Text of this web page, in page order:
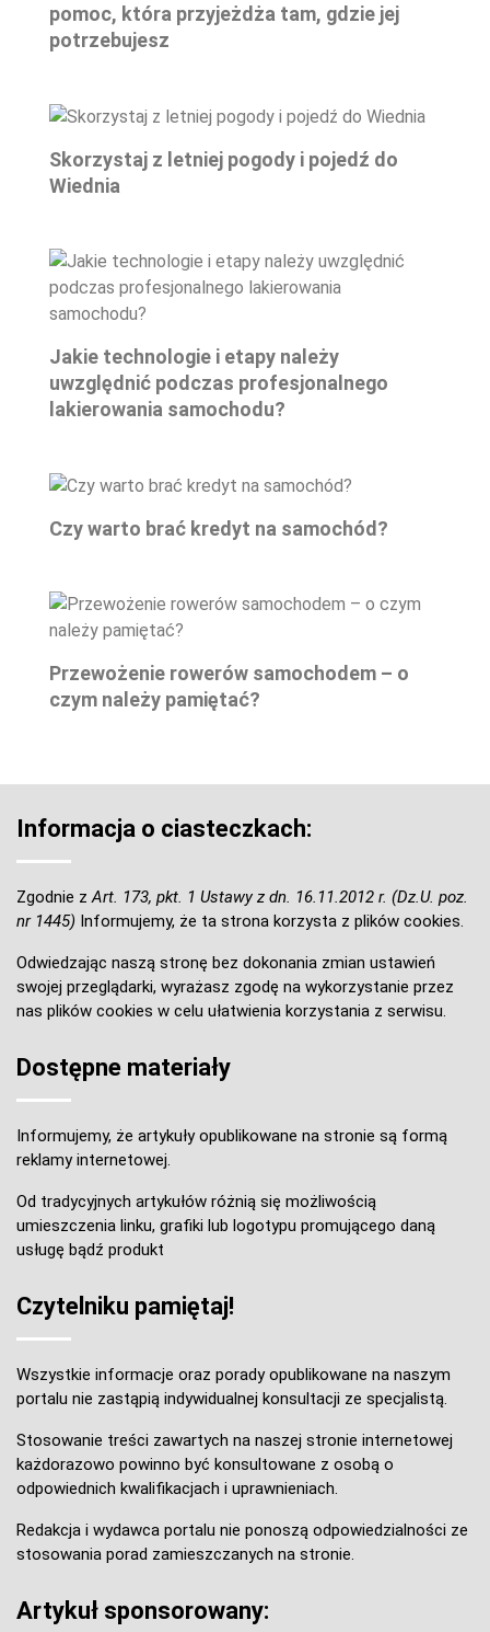
pomoc, która przyjeżdża tam, gdzie jej
potrzebujesz
Skorzystaj z letniej pogody i pojedź do
Wiednia
Jakie technologie i etapy należy
uwzględnić podczas profesjonalnego
lakierowania samochodu?
Czy warto brać kredyt na samochód?
Przewożenie rowerów samochodem – o
czym należy pamiętać?
Informacja o ciasteczkach:
Zgodnie z Art. 173, pkt. 1 Ustawy z dn. 16.11.2012 r. (Dz.U. poz.
nr 1445) Informujemy, że ta strona korzysta z plików cookies.
Odwiedzając naszą stronę bez dokonania zmian ustawień
swojej przeglądarki, wyrażasz zgodę na wykorzystanie przez
nas plików cookies w celu ułatwienia korzystania z serwisu.
Dostępne materiały
Informujemy, że artykuły opublikowane na stronie są formą
reklamy internetowej.
Od tradycyjnych artykułów różnią się możliwością
umieszczenia linku, grafiki lub logotypu promującego daną
usługę bądź produkt
Czytelniku pamiętaj!
Wszystkie informacje oraz porady opublikowane na naszym
portalu nie zastąpią indywidualnej konsultacji ze specjalistą.
Stosowanie treści zawartych na naszej stronie internetowej
każdorazowo powinno być konsultowane z osobą o
odpowiednich kwalifikacjach i uprawnieniach.
Redakcja i wydawca portalu nie ponoszą odpowiedzialności ze
stosowania porad zamieszczanych na stronie.
Artykuł sponsorowany: